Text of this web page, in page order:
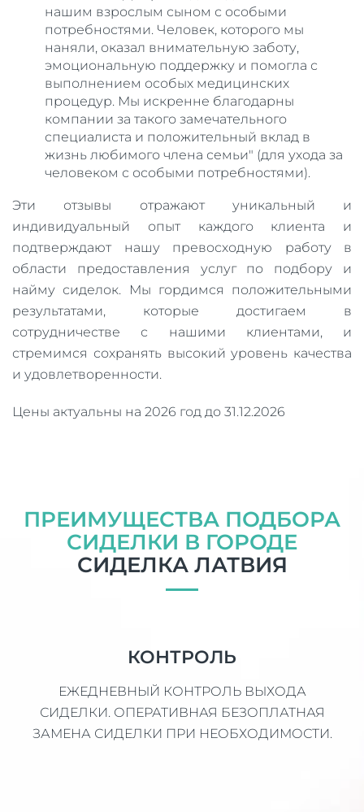
нашим взрослым сыном с особыми
потребностями. Человек, которого мы
наняли, оказал внимательную заботу,
эмоциональную поддержку и помогла с
выполнением особых медицинских
процедур. Мы искренне благодарны
компании за такого замечательного
специалиста и положительный вклад в
жизнь любимого члена семьи" (для ухода за
человеком с особыми потребностями).
Эти отзывы отражают уникальный и
индивидуальный опыт каждого клиента и
подтверждают нашу превосходную работу в
области предоставления услуг по подбору и
найму сиделок. Мы гордимся положительными
результатами, которые достигаем в
сотрудничестве с нашими клиентами, и
стремимся сохранять высокий уровень качества
и удовлетворенности.
Цены актуальны на 2026 год до 31.12.2026
ПРЕИМУЩЕСТВА ПОДБОРА
СИДЕЛКИ В ГОРОДЕ
СИДЕЛКА ЛАТВИЯ
КОНТРОЛЬ
ЕЖЕДНЕВНЫЙ КОНТРОЛЬ ВЫХОДА
СИДЕЛКИ. ОПЕРАТИВНАЯ БЕЗОПЛАТНАЯ
ЗАМЕНА СИДЕЛКИ ПРИ НЕОБХОДИМОСТИ.